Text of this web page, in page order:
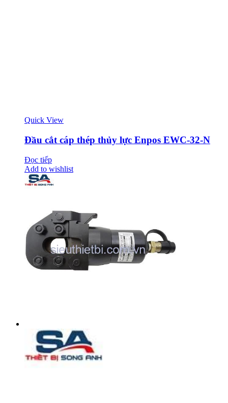
Quick View
Đầu cắt cáp thép thủy lực Enpos EWC-32-N
Đọc tiếp
Add to wishlist